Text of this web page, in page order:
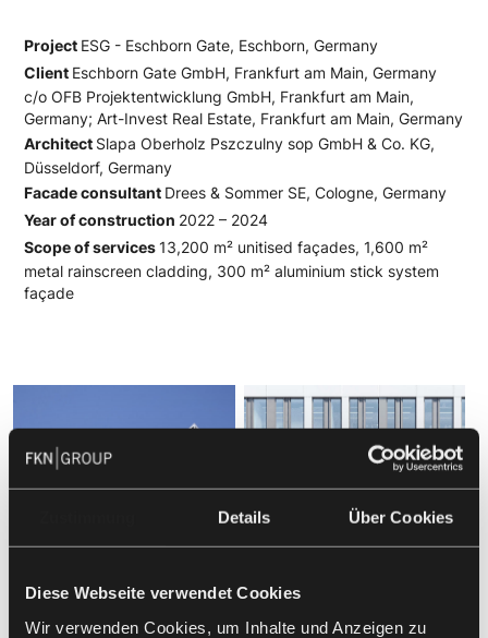
Details Über Cookies
Diese Webseite verwendet Cookies
Wir verwenden Cookies, um Inhalte und Anzeigen zu
Project ESG - Eschborn Gate, Eschborn, Germany
Client Eschborn Gate GmbH, Frankfurt am Main, Germany
c/o OFB Projektentwicklung GmbH, Frankfurt am Main,
Germany; Art-Invest Real Estate, Frankfurt am Main, Germany
Architect Slapa Oberholz Pszczulny sop GmbH & Co. KG,
Düsseldorf, Germany
Facade consultant Drees & Sommer SE, Cologne, Germany
Year of construction 2022 – 2024
Scope of services 13,200 m² unitised façades, 1,600 m²
metal rainscreen cladding, 300 m² aluminium stick system
façade